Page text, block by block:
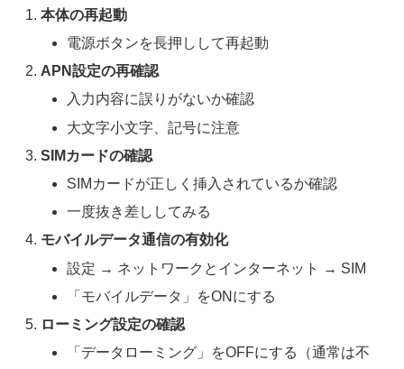
本体の再起動
電源ボタンを長押しして再起動
APN設定の再確認
入力内容に誤りがないか確認
大文字小文字、記号に注意
SIMカードの確認
SIMカードが正しく挿入されているか確認
一度抜き差ししてみる
モバイルデータ通信の有効化
設定 → ネットワークとインターネット → SIM
「モバイルデータ」をONにする
ローミング設定の確認
「データローミング」をOFFにする（通常は不